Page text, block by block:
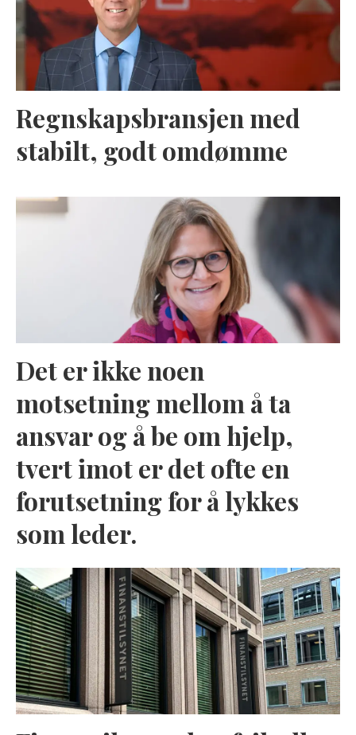
Regnskapsbransjen med
stabilt, godt omdømme
Det er ikke noen
motsetning mellom å ta
ansvar og å be om hjelp,
tvert imot er det ofte en
forutsetning for å lykkes
som leder.